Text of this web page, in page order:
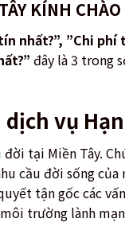
KÍNH
nhất?”, ”Chi
đây là 3 trong
vụ
tại Miền Tây.
cầu đời sống
tận gốc các
trường lành